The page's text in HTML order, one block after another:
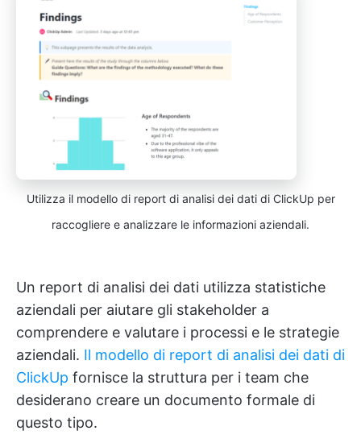
Utilizza il modello di report di analisi dei dati di ClickUp per
raccogliere e analizzare le informazioni aziendali.
Un report di analisi dei dati utilizza statistiche
aziendali per aiutare gli stakeholder a
comprendere e valutare i processi e le strategie
aziendali. Il modello di report di analisi dei dati di
ClickUp fornisce la struttura per i team che
desiderano creare un documento formale di
questo tipo.